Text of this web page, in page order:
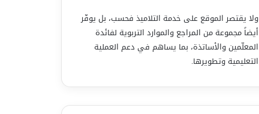
ولا يقتصر الموقع على خدمة التلاميذ فحسب، بل يوفّر
أيضاً مجموعة من المراجع والموارد التربوية لفائدة
المعلّمين والأساتذة، بما يساهم في دعم العملية
التعليمية وتطويرها.